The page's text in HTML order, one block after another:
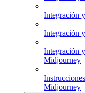
Integración
Integración
Integración
Midjourney
Midjourney